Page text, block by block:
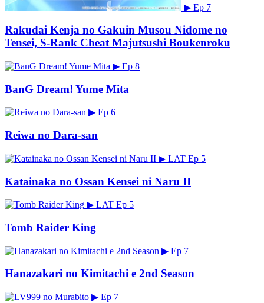
▶ Ep 7
Rakudai Kenja no Gakuin Musou Nidome no
Tensei, S-Rank Cheat Majutsushi Boukenroku
▶ Ep 8
BanG Dream! Yume Mita
▶ Ep 6
Reiwa no Dara-san
▶ LAT Ep 5
Katainaka no Ossan Kensei ni Naru II
▶ LAT Ep 5
Tomb Raider King
▶ Ep 7
Hanazakari no Kimitachi e 2nd Season
▶ Ep 7